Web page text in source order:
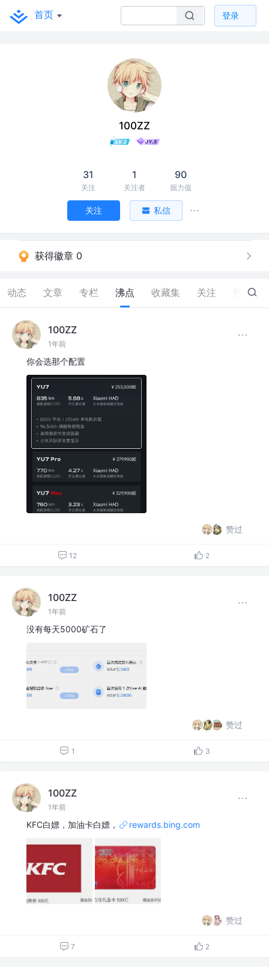
首页 登录
100ZZ
31
关注
1
关注者
90
掘力值
关注 私信
获得徽章 0
动态 文章 专栏 沸点 收藏集 关注 45
100ZZ
1年前
你会选那个配置
赞过
12 2
100ZZ
1年前
没有每天5000矿石了
赞过
1 3
100ZZ
1年前
KFC白嫖，加油卡白嫖， rewards.bing.com
赞过
7 2